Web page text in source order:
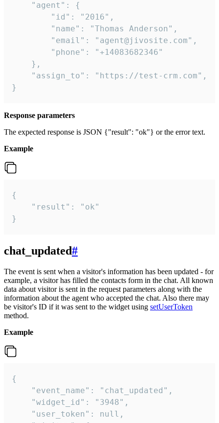
    "agent": {
        "id": "2016",
        "name": "Thomas Anderson",
        "email": "agent@jivosite.com",
        "phone": "+14083682346"
    },
    "assign_to": "https://test-crm.com",
}
Response parameters
The expected response is JSON {"result": "ok"} or the error text.
Example
{
    "result": "ok"
}
chat_updated#
The event is sent when a visitor's information has been updated - for
example, a visitor has filled the contacts form in the chat. All known
data about visitor is sent in the request parameters along with the
information about the agent who accepted the chat. Also there may
be visitor's ID if it was sent to the widget using setUserToken
method.
Example
{
    "event_name": "chat_updated",
    "widget_id": "3948",
    "user_token": null,